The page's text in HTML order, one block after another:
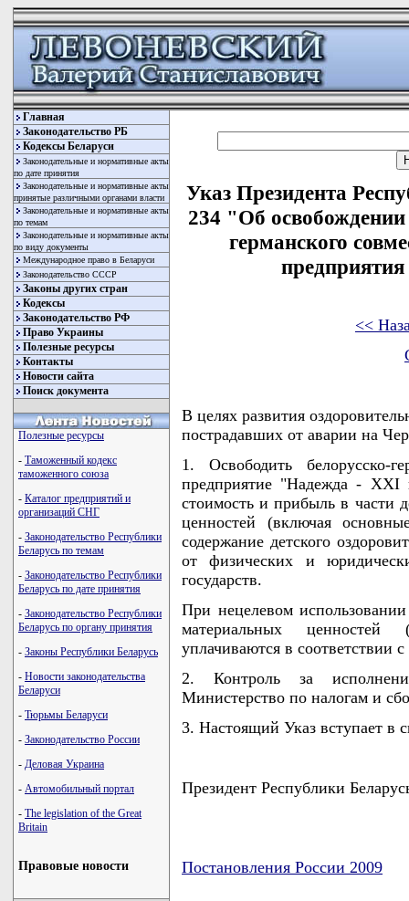
Главная
Законодательство РБ
Кодексы Беларуси
Законодательные и нормативные акты
по дате принятия
Законодательные и нормативные акты
принятые различными органами власти
Законодательные и нормативные акты
по темам
Законодательные и нормативные акты
по виду документы
Международное право в Беларуси
Законодательство СССР
Законы других стран
Кодексы
Законодательство РФ
Право Украины
Полезные ресурсы
Контакты
Новости сайта
Поиск документа
Полезные ресурсы
- Таможенный кодекс
таможенного союза
- Каталог предприятий и
организаций СНГ
- Законодательство Республики
Беларусь по темам
- Законодательство Республики
Беларусь по дате принятия
- Законодательство Республики
Беларусь по органу принятия
- Законы Республики Беларусь
- Новости законодательства
Беларуси
- Тюрьмы Беларуси
- Законодательство России
- Деловая Украина
- Автомобильный портал
- The legislation of the Great
Britain
Правовые новости
Указ Президента
234 "Об освобождении
германского
<<
В целях развития
пострадавших от аварии на
1. Освободить белорусско-
предприятие "Надежда - XXI
стоимость и прибыль в части
ценностей (включая
содержание детского
от физических и
государств.
При нецелевом
материальных
уплачиваются в соответствии с
2. Контроль за
Министерство по налогам и
3. Настоящий Указ вступает в
Президент Республики
Постановления России 2009